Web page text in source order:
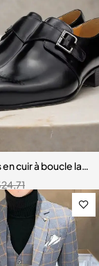
couleur unie,
en cuir à boucle